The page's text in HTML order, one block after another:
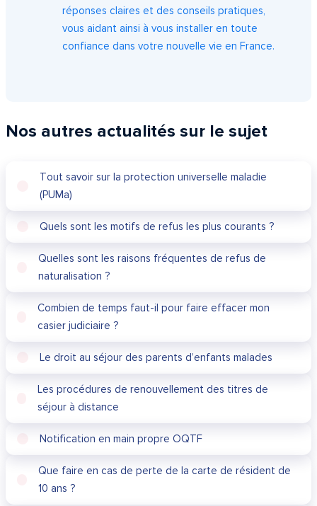
réponses claires et des conseils pratiques,
vous aidant ainsi à vous installer en toute
confiance dans votre nouvelle vie en France.
Nos autres actualités sur le sujet
Tout savoir sur la protection universelle maladie
(PUMa)
Quels sont les motifs de refus les plus courants ?
Quelles sont les raisons fréquentes de refus de
naturalisation ?
Combien de temps faut-il pour faire effacer mon
casier judiciaire ?
Le droit au séjour des parents d’enfants malades
Les procédures de renouvellement des titres de
séjour à distance
Notification en main propre OQTF
Que faire en cas de perte de la carte de résident de
10 ans ?